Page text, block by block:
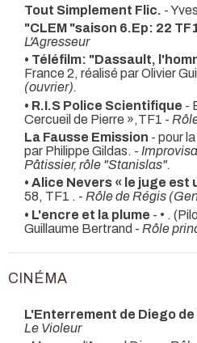
Tout Simplement Flic. -
"CLEM "saison 6.Ep: 22
L'Agresseur
• Téléfilm: "Dassault,
France 2, réalisé par Olivier
(ouvrier).
• R.I.S Police Scientifique -
Cercueil de Pierre »,TF1 -
La Fausse Emission - pour
par Philippe Gildas. -
Pâtissier, rôle "Stanislas".
• Alice Nevers « le juge est
58, TF1 . - Rôle de Régis
• L'encre et la plume - • .
Guillaume Bertrand - Rôle
CINÉMA
L'Enterrement de Diego de
Le Violeur